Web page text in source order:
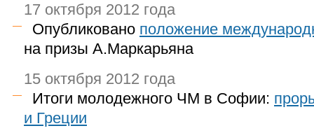
17 октября 2012 года
Опубликовано положение
на призы А.Маркарьяна
15 октября 2012 года
Итоги молодежного ЧМ в Софии:
и Греции